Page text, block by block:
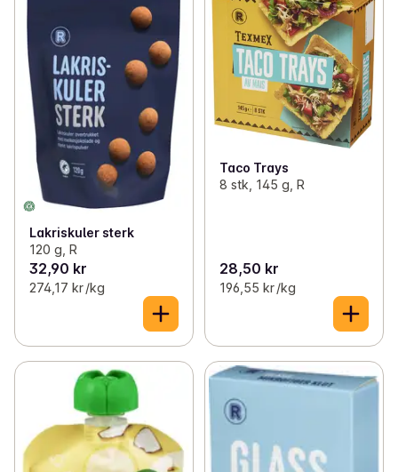
Lakriskuler sterk
120 g, R
32,90 kr
274,17 kr /kg
Taco Trays
8 stk, 145 g, R
28,50 kr
196,55 kr /kg